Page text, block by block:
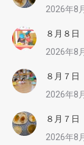
2026年8
８月８日
2026年8
８月７日
2026年8
８月７日
2026年8